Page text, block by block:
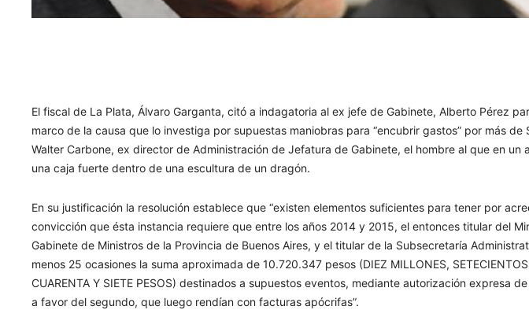
El fiscal de La Plata, Álvaro Garganta, citó a indagatoria al ex jefe de Gabinete, Alberto Pérez
marco de la causa que lo investiga por supuestas maniobras para “encubrir gastos” por más de
Walter Carbone, ex director de Administración de Jefatura de Gabinete, el hombre al que en un
una caja fuerte dentro de una escultura de un dragón.
En su justificación la resolución establece que “existen elementos suficientes para tener por
convicción que ésta instancia requiere que entre los años 2014 y 2015, el entonces titular del
Gabinete de Ministros de la Provincia de Buenos Aires, y el titular de la Subsecretaría
menos 25 ocasiones la suma aproximada de 10.720.347 pesos (DIEZ MILLONES, SETECIENTOS
CUARENTA Y SIETE PESOS) destinados a supuestos eventos, mediante autorización expresa
a favor del segundo, que luego rendían con facturas apócrifas”.